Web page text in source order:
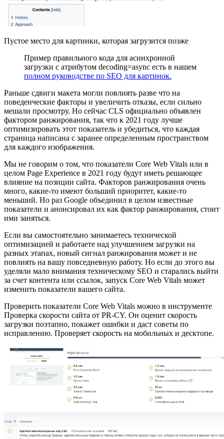
Пустое место для картинки, которая загрузится позже
Пример правильного кода для асинхронной
загрузки с атрибутом decoding=async есть в нашем
полном руководстве по SEO для картинок.
Раньше сдвиги макета могли повлиять разве что на
поведенческие факторы и увеличить отказы, если сильно
мешали просмотру. Но сейчас CLS официально объявлен
фактором ранжирования, так что к 2021 году лучше
оптимизировать этот показатель и убедиться, что каждая
страница написана с заранее определенным пространством
для каждого изображения.
Мы не говорим о том, что показатели Core Web Vitals или в
целом Page Experience в 2021 году будут иметь решающее
влияние на позиции сайта. Факторов ранжирования очень
много, какие-то имеют больший приоритет, какие-то
меньший. Но раз Google объединил в целом известные
показатели и анонсировал их как фактор ранжирования, стоит
ими заняться.
Если вы самостоятельно занимаетесь технической
оптимизацией и работаете над улучшением загрузки на
разных этапах, новый сигнал ранжирования может и не
повлиять на вашу повседневную работу. Но если до этого вы
уделяли мало внимания техническому SEO и старались выйти
за счет контента или ссылок, запуск Core Web Vitals может
изменить показатели вашего сайта.
Проверить показатели Core Web Vitals можно в инструменте
Проверка скорости сайта от PR-CY. Он оценит скорость
загрузки поэтапно, покажет ошибки и даст советы по
исправлению. Проверяет скорость на мобильных и десктопе.